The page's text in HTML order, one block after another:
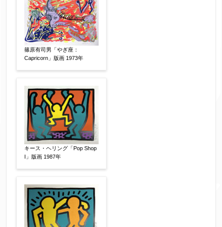
篠原有司男「やぎ座：
Capricorn」版画 1973年
キース・ヘリング「Pop Shop
I」版画 1987年